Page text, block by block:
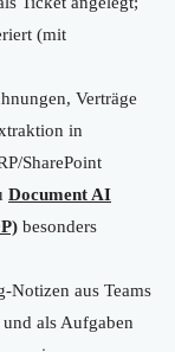
(mit
Verträge
in
SharePoint
Document AI
besonders
Notizen aus Teams
als Aufgaben